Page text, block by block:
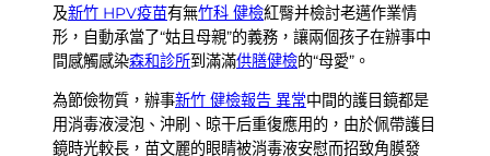
及新竹 HPV疫苗有無竹科 健檢紅臀并檢討老邁作業情
形，自動承當了“姑且母親”的義務，讓兩個孩子在辦事中
間感觸感染森和診所到滿滿供膳健檢的“母愛”。
為節儉物質，辦事新竹 健檢報告 異常中間的護目鏡都是
用消毒液浸泡、沖刷、晾干后重復應用的，由於佩帶護目
鏡時光較長，苗文麗的眼睛被消毒液安慰而招致角膜發